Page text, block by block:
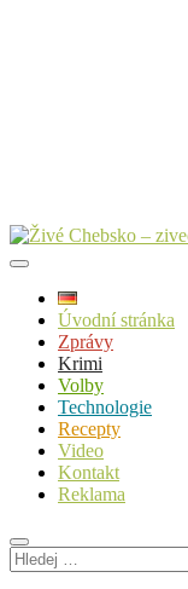
Úvodní stránka
Zprávy
Krimi
Volby
Technologie
Recepty
Video
Kontakt
Reklama
Hledej
…